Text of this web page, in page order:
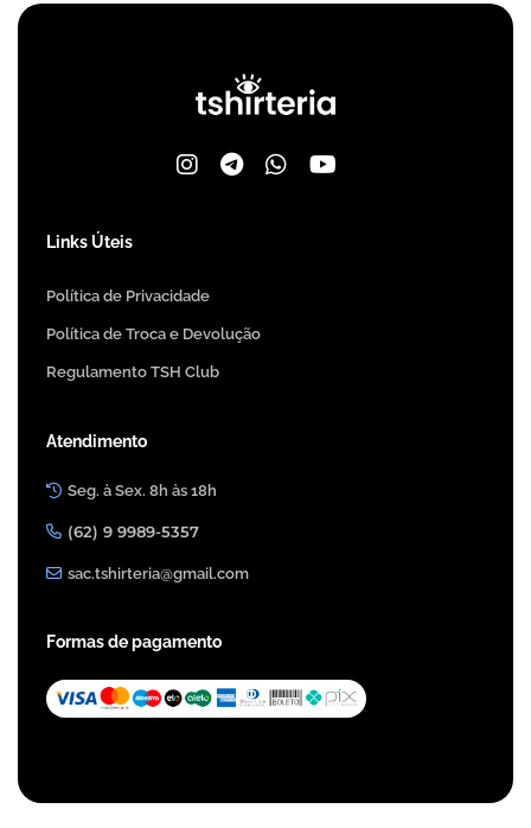
Links Úteis
Política de Privacidade
Política de Troca e Devolução
Regulamento TSH Club
Atendimento
Seg. à Sex. 8h às 18h
(62) 9 9989-5357
sac.tshirteria@gmail.com
Formas de pagamento